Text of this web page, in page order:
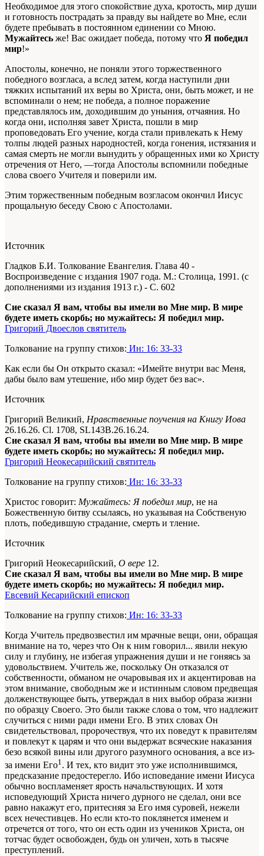
Необходимое для этого спокойствие духа, кротость, мир души
и готовность пострадать за правду вы найдете во Мне, если
будете пребывать в постоянном единении со Мною.
Мужайтесь же! Вас ожидает победа, потому что Я победил
мир!»
Апостолы, конечно, не поняли этого торжественного
победного возгласа, а вслед затем, когда наступили дни
тяжких испытаний их веры во Христа, они, быть может, и не
вспоминали о нем; не победа, а полное поражение
представлялось им, доходившим до уныния, отчаяния. Но
когда они, исполняя завет Христа, пошли в мир
проповедовать Его учение, когда стали привлекать к Нему
толпы людей разных народностей, когда гонения, истязания и
самая смерть не могли вынудить у обращенных ими ко Христу
отречения от Него, —тогда Апостолы вспомнили победные
слова своего Учителя и поверили им.
Этим торжественным победным возгласом окончил Иисус
прощальную беседу Свою с Апостолами.
Источник
Гладков Б.И. Толкование Евангелия. Глава 40 -
Воспроизведение с издания 1907 года. М.: Столица, 1991. (с
дополнениями из издания 1913 г.) - С. 602
Сие сказал Я вам, чтобы вы имели во Мне мир. В мире
будете иметь скорбь; но мужайтесь: Я победил мир.
Григорий Двоеслов святитель
Толкование на группу стихов: Ин: 16: 33-33
Как если бы Он открыто сказал: «Имейте внутри вас Меня,
дабы было вам утешение, ибо мир будет без вас».
Источник
Григорий Великий, Нравственные поучения на Книгу Иова
26.16.26. Cl. 1708, SL143B.26.16.24.
Сие сказал Я вам, чтобы вы имели во Мне мир. В мире
будете иметь скорбь; но мужайтесь: Я победил мир.
Григорий Неокесарийский святитель
Толкование на группу стихов: Ин: 16: 33-33
Христос говорит: Мужайтесь: Я победил мир, не на
Божественную битву ссылаясь, но указывая на Собственую
плоть, победившую страдание, смерть и тление.
Источник
Григорий Неокесарийский, О вере 12.
Сие сказал Я вам, чтобы вы имели во Мне мир. В мире
будете иметь скорбь; но мужайтесь: Я победил мир.
Евсевий Кесарийский епископ
Толкование на группу стихов: Ин: 16: 33-33
Когда Учитель предвозвестил им мрачные вещи, они, обращая
внимание на то, через что Он к ним говорил... явили некую
силу и глубину, не избегая упражнения души и не гоняясь за
удовольствием. Учитель же, поскольку Он отказался от
собственности, обманом не очаровывая их и акцентировав на
этом внимание, свободным же и истинным словом предвещая
долженствующее быть, утверждал в них выбор образа жизни
по образцу Своего. Это были также слова о том, что надлежит
случиться с ними ради имени Его. В этих словах Он
свидетельствовал, пророчествуя, что их поведут к правителям
и повлекут к царям и что они выдержат всяческие наказания
безо всякой вины или другого разумного основания, а все из-
за имени Его1 . И тех, кто видит это уже исполнившимся,
предсказание предостерегло. Ибо исповедание имени Иисуса
обычно воспламеняет ярость начальствующих. И хотя
исповедующий Христа ничего дурного не сделал, они все
равно накажут его, притесняя за Его имя суровей, нежели
всех нечестивцев. Но если кто-то поклянется именем и
отречется от того, что он есть один из учеников Христа, он
тотчас будет освобожден, будь он уличен, хоть в тысяче
преступлений.